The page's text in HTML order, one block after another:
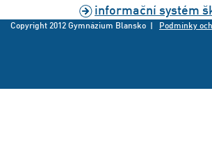
informační systém
Copyright 2012 Gymnázium Blansko | Podmínky